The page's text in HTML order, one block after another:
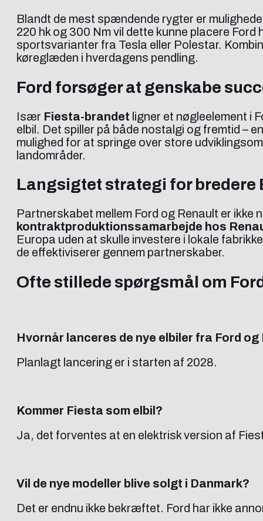
Blandt de mest spændende rygter er
220 hk og 300 Nm vil dette kunne placere
sportsvarianter fra Tesla eller Polestar.
køreglæden i hverdagens pendling.
Ford forsøger at genskabe
Især Fiesta-brandet ligner et nøgleelement i
elbil. Det spiller på både nostalgi og fremtid –
mulighed for at springe over store
landområder.
Langsigtet strategi for bredere
Partnerskabet mellem Ford og Renault er
kontraktproduktionssamarbejde hos
Europa uden at skulle investere i lokale
de effektiviserer gennem partnerskaber.
Ofte stillede spørgsmål om
Hvornår lanceres de nye elbiler fra Ford og
Planlagt lancering er i starten af 2028.
Kommer Fiesta som elbil?
Ja, det forventes at en elektrisk version af
Vil de nye modeller blive solgt i Danmark?
Det er endnu ikke bekræftet. Ford har ikke